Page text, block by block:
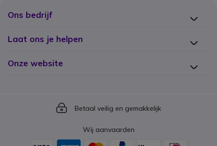
Ons bedrijf
Laat ons je helpen
Onze website
Icon
Betaal veilig en gemakkelijk
Wij aanvaarden